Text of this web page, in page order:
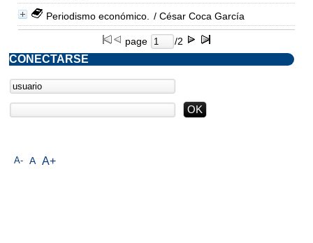
Periodismo económico.
/ César Coca García
page /2
A- A A+
CONECTARSE